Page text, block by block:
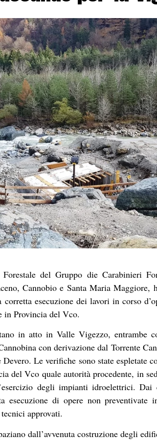
del Gruppo die Carabinieri
Cannobio e Santa Maria Maggiore,
esecuzione dei lavori in corso
in Provincia del Vco.
in atto in Valle Vigezzo, entrambe
con derivazione dal Torrente
Le verifiche sono state espletate
del Vco quale autorità procedente, in
degli impianti idroelettrici.
esecuzione di opere non preventivate
approvati.
dall’avvenuta costruzione degli